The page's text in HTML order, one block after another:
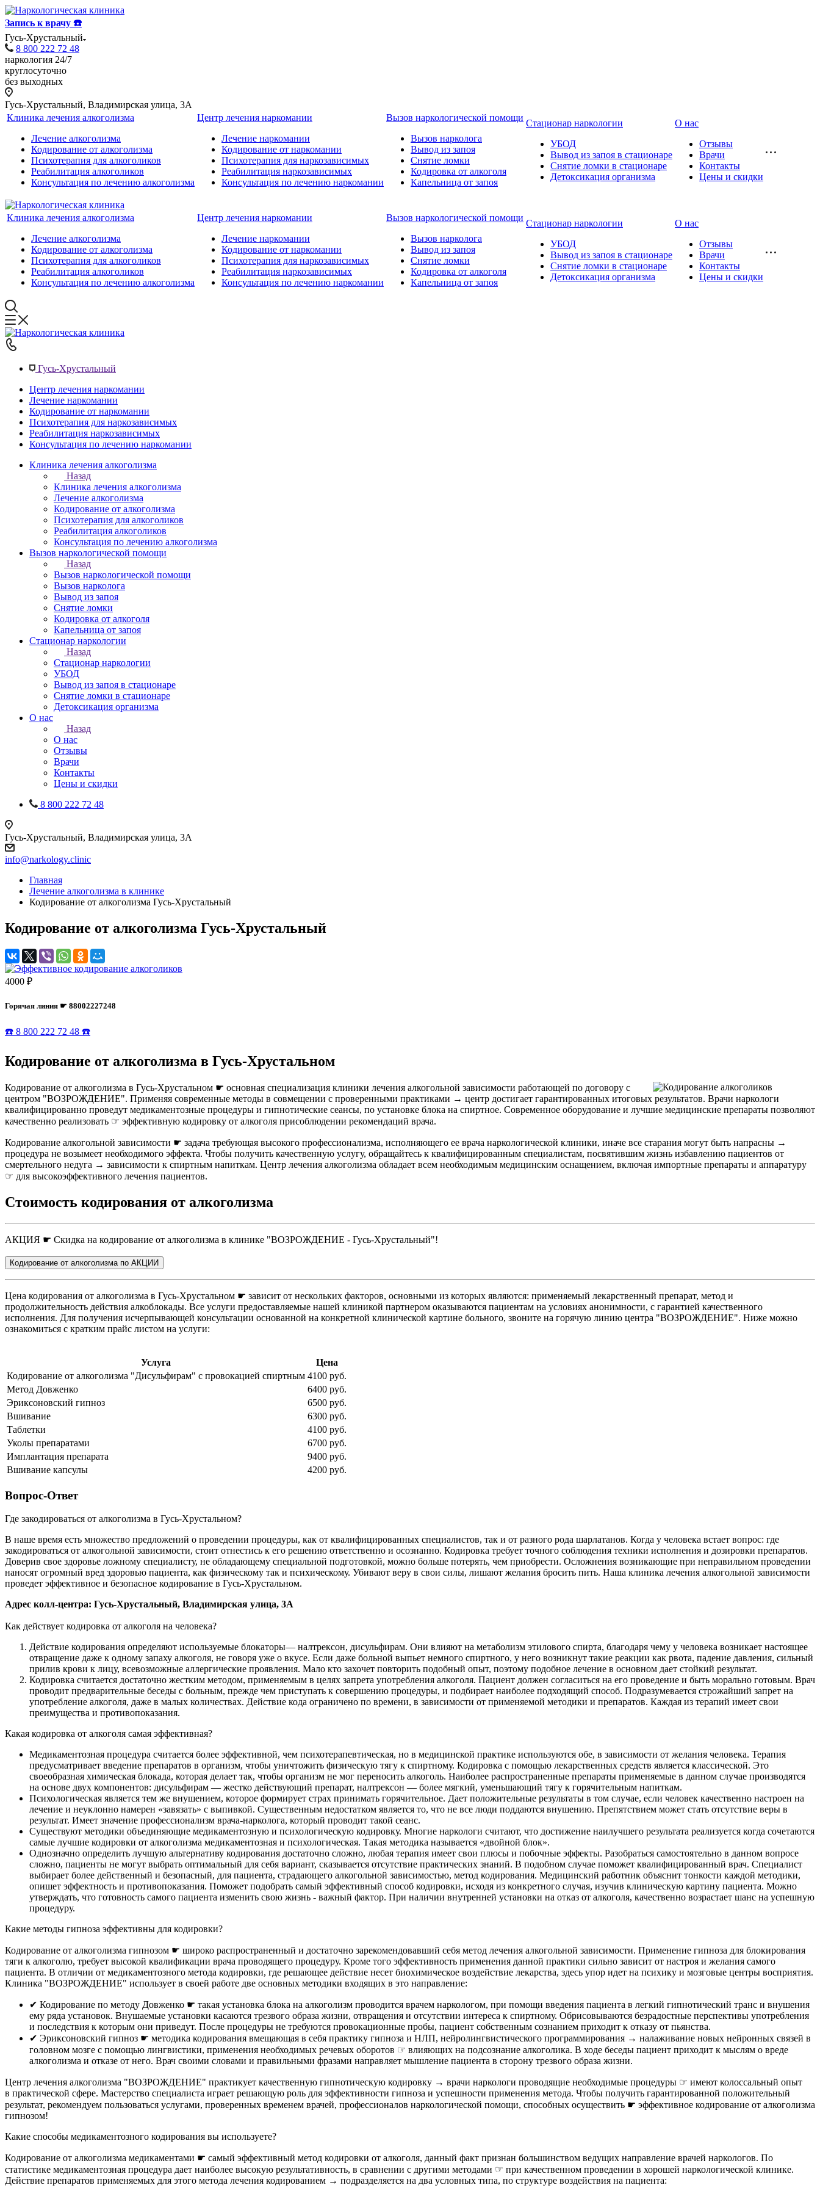
Запись к врачу ☎️
Гусь-Хрустальный
8 800 222 72 48
наркология 24/7
круглосуточно
без выходных
Гусь-Хрустальный, Владимирская улица, 3А
Клиника лечения алкоголизма
Лечение алкоголизма
Кодирование от алкоголизма
Психотерапия для алкоголиков
Реабилитация алкоголиков
Консультация по лечению алкоголизма
Центр лечения наркомании
Лечение наркомании
Кодирование от наркомании
Психотерапия для наркозависимых
Реабилитация наркозависимых
Консультация по лечению наркомании
Вызов наркологической помощи
Вызов нарколога
Вывод из запоя
Снятие ломки
Кодировка от алкоголя
Капельница от запоя
Стационар наркологии
УБОД
Вывод из запоя в стационаре
Снятие ломки в стационаре
Детоксикация организма
О нас
Отзывы
Врачи
Контакты
Цены и скидки
Клиника лечения алкоголизма
Лечение алкоголизма
Кодирование от алкоголизма
Психотерапия для алкоголиков
Реабилитация алкоголиков
Консультация по лечению алкоголизма
Центр лечения наркомании
Лечение наркомании
Кодирование от наркомании
Психотерапия для наркозависимых
Реабилитация наркозависимых
Консультация по лечению наркомании
Вызов наркологической помощи
Вызов нарколога
Вывод из запоя
Снятие ломки
Кодировка от алкоголя
Капельница от запоя
Стационар наркологии
УБОД
Вывод из запоя в стационаре
Снятие ломки в стационаре
Детоксикация организма
О нас
Отзывы
Врачи
Контакты
Цены и скидки
Гусь-Хрустальный
Центр лечения наркомании
Лечение наркомании
Кодирование от наркомании
Психотерапия для наркозависимых
Реабилитация наркозависимых
Консультация по лечению наркомании
Клиника лечения алкоголизма
Назад
Клиника лечения алкоголизма
Лечение алкоголизма
Кодирование от алкоголизма
Психотерапия для алкоголиков
Реабилитация алкоголиков
Консультация по лечению алкоголизма
Вызов наркологической помощи
Назад
Вызов наркологической помощи
Вызов нарколога
Вывод из запоя
Снятие ломки
Кодировка от алкоголя
Капельница от запоя
Стационар наркологии
Назад
Стационар наркологии
УБОД
Вывод из запоя в стационаре
Снятие ломки в стационаре
Детоксикация организма
О нас
Назад
О нас
Отзывы
Врачи
Контакты
Цены и скидки
8 800 222 72 48
Гусь-Хрустальный, Владимирская улица, 3А
info@narkology.clinic
Главная
Лечение алкоголизма в клинике
Кодирование от алкоголизма Гусь-Хрустальный
Кодирование от алкоголизма Гусь-Хрустальный
4000 ₽
Горячая линия ☛ 88002227248
☎️ 8 800 222 72 48 ☎️
Кодирование от алкоголизма в Гусь-Хрустальном
Кодирование от алкоголизма в Гусь-Хрустальном ☛ основная специализация клиники лечения алкогольной зависимости работающей по договору с
центром "ВОЗРОЖДЕНИЕ". Применяя современные методы в совмещении с проверенными практиками → центр достигает гарантированных итоговых результатов. Врачи наркологи
квалифицированно проведут медикаментозные процедуры и гипнотические сеансы, по установке блока на спиртное. Современное оборудование и лучшие медицинские препараты позволяют
качественно реализовать ☞ эффективную кодировку от алкоголя присоблюдении рекомендаций врача.
Кодирование алкогольной зависимости ☛ задача требующая высокого профессионализма, исполняющего ее врача наркологической клиники, иначе все старания могут быть напрасны →
процедура не возымеет необходимого эффекта. Чтобы получить качественную услугу, обращайтесь к квалифицированным специалистам, посвятившим жизнь избавлению пациентов от
смертельного недуга → зависимости к спиртным напиткам. Центр лечения алкоголизма обладает всем необходимым медицинским оснащением, включая импортные препараты и аппаратуру
☞ для высокоэффективного лечения пациентов.
Стоимость кодирования от алкоголизма
АКЦИЯ ☛ Скидка на кодирование от алкоголизма в клинике "ВОЗРОЖДЕНИЕ - Гусь-Хрустальный"!
Кодирование от алкоголизма по АКЦИИ
Цена кодирования от алкоголизма в Гусь-Хрустальном ☛ зависит от нескольких факторов, основными из которых являются: применяемый лекарственный препарат, метод и
продолжительность действия алкоблокады. Все услуги предоставляемые нашей клиникой партнером оказываются пациентам на условиях анонимности, с гарантией качественного
исполнения. Для получения исчерпывающей консультации основанной на конкретной клинической картине больного, звоните на горячую линию центра "ВОЗРОЖДЕНИЕ". Ниже можно
ознакомиться с кратким прайс листом на услуги:
Услуга
Цена
Кодирование от алкоголизма "Дисульфирам" с провокацией спиртным 4100 руб.
Метод Довженко
6400 руб.
Эриксоновский гипноз
6500 руб.
Вшивание
6300 руб.
Таблетки
4100 руб.
Уколы препаратами
6700 руб.
Имплантация препарата
9400 руб.
Вшивание капсулы
4200 руб.
Вопрос-Ответ
Где закодироваться от алкоголизма в Гусь-Хрустальном?
В наше время есть множество предложений о проведении процедуры, как от квалифицированных специалистов, так и от разного рода шарлатанов. Когда у человека встает вопрос: где
закодироваться от алкогольной зависимости, стоит отнестись к его решению ответственно и осознанно. Кодировка требует точного соблюдения техники исполнения и дозировки препаратов.
Доверив свое здоровье ложному специалисту, не обладающему специальной подготовкой, можно больше потерять, чем приобрести. Осложнения возникающие при неправильном проведении
наносят огромный вред здоровью пациента, как физическому так и психическому. Убивают веру в свои силы, лишают желания бросить пить. Наша клиника лечения алкогольной зависимости
проведет эффективное и безопасное кодирование в Гусь-Хрустальном.
Адрес колл-центра: Гусь-Хрустальный, Владимирская улица, 3А
Как действует кодировка от алкоголя на человека?
Действие кодирования определяют используемые блокаторы— налтрексон, дисульфирам. Они влияют на метаболизм этилового спирта, благодаря чему у человека возникает настоящее
отвращение даже к одному запаху алкоголя, не говоря уже о вкусе. Если даже больной выпьет немного спиртного, у него возникнут такие реакции как рвота, падение давления, сильный
прилив крови к лицу, всевозможные аллергические проявления. Мало кто захочет повторить подобный опыт, поэтому подобное лечение в основном дает стойкий результат.
Кодировка считается достаточно жестким методом, применяемым в целях запрета употребления алкоголя. Пациент должен согласиться на его проведение и быть морально готовым. Врач
проводит предварительные беседы с больным, прежде чем приступать к совершению процедуры, и подбирает наиболее подходящий способ. Подразумевается строжайший запрет на
употребление алкоголя, даже в малых количествах. Действие кода ограничено по времени, в зависимости от применяемой методики и препаратов. Каждая из терапий имеет свои
преимущества и противопоказания.
Какая кодировка от алкоголя самая эффективная?
Медикаментозная процедура считается более эффективной, чем психотерапевтическая, но в медицинской практике используются обе, в зависимости от желания человека. Терапия
предусматривает введение препаратов в организм, чтобы уничтожить физическую тягу к спиртному. Кодировка с помощью лекарственных средств является классической. Это
своеобразная химическая блокада, которая делает так, чтобы организм не мог переносить алкоголь. Наиболее распространенные препараты применяемые в данном случае производятся
на основе двух компонентов: дисульфирам — жестко действующий препарат, налтрексон — более мягкий, уменьшающий тягу к горячительным напиткам.
Психологическая является тем же внушением, которое формирует страх принимать горячительное. Дает положительные результаты в том случае, если человек качественно настроен на
лечение и неуклонно намерен «завязать» с выпивкой. Существенным недостатком является то, что не все люди поддаются внушению. Препятствием может стать отсутствие веры в
результат. Имеет значение профессионализм врача-нарколога, который проводит такой сеанс.
Существуют методики объединяющие медикаментозную и психологическую кодировку. Многие наркологи считают, что достижение наилучшего результата реализуется когда сочетаются
самые лучшие кодировки от алкоголизма медикаментозная и психологическая. Такая методика называется «двойной блок».
Однозначно определить лучшую альтернативу кодирования достаточно сложно, любая терапия имеет свои плюсы и побочные эффекты. Разобраться самостоятельно в данном вопросе
сложно, пациенты не могут выбрать оптимальный для себя вариант, сказывается отсутствие практических знаний. В подобном случае поможет квалифицированный врач. Специалист
выбирает более действенный и безопасный, для пациента, страдающего алкогольной зависимостью, метод кодирования. Медицинский работник объяснит тонкости каждой методики,
опишет эффектность и противопоказания. Поможет подобрать самый эффективный способ кодировки, исходя из конкретного случая, изучив клиническую картину пациента. Можно
утверждать, что готовность самого пациента изменить свою жизнь - важный фактор. При наличии внутренней установки на отказ от алкоголя, качественно возрастает шанс на успешную
процедуру.
Какие методы гипноза эффективны для кодировки?
Кодирование от алкоголизма гипнозом ☛ широко распространенный и достаточно зарекомендовавший себя метод лечения алкогольной зависимости. Применение гипноза для блокирования
тяги к алкоголю, требует высокой квалификации врача проводящего процедуру. Кроме того эффективность применения данной практики сильно зависит от настроя и желания самого
пациента. В отличии от медикаментозного метода кодировки, где решающее действие несет биохимическое воздействие лекарства, здесь упор идет на психику и мозговые центры восприятия.
Клиника "ВОЗРОЖДЕНИЕ" использует в своей работе две основных методики входящих в это направление:
✔︎ Кодирование по методу Довженко ☛ такая установка блока на алкоголизм проводится врачем наркологом, при помощи введения пациента в легкий гипнотический транс и внушения
ему ряда установок. Внушаемые установки касаются трезвого образа жизни, отвращения и отсутствии интереса к спиртному. Обрисовываются безрадостные перспективы употребления
и последствия к которым они приведут. После процедуры не требуются провокационные пробы, пациент собственным сознанием приходит к отказу от пьянства.
✔︎ Эриксоновский гипноз ☛ методика кодирования вмещающая в себя практику гипноза и НЛП, нейролингвистического программирования → налаживание новых нейронных связей в
головном мозге с помощью лингвистики, применения необходимых речевых оборотов ☞ влияющих на подсознание алкоголика. В ходе беседы пациент приходит к мыслям о вреде
алкоголизма и отказе от него. Врач своими словами и правильными фразами направляет мышление пациента в сторону трезвого образа жизни.
Центр лечения алкоголизма "ВОЗРОЖДЕНИЕ" практикует качественную гипнотическую кодировку → врачи наркологи проводящие необходимые процедуры ☞ имеют колоссальный опыт
в практической сфере. Мастерство специалиста играет решающую роль для эффективности гипноза и успешности применения метода. Чтобы получить гарантированной положительный
результат, рекомендуем пользоваться услугами, проверенных временем врачей, профессионалов наркологической помощи, способных осуществить ☛ эффективное кодирование от алкоголизма
гипнозом!
Какие способы медикаментозного кодирования вы используете?
Кодирование от алкоголизма медикаментами ☛ самый эффективный метод кодировки от алкоголя, данный факт признан большинством ведущих направление врачей наркологов. По
статистике медикаментозная процедура дает наиболее высокую результативность, в сравнении с другими методами ☞ при качественном проведении в хорошей наркологической клинике.
Действие препаратов применяемых для этого метода лечения кодированием → подразделяется на два условных типа, по структуре воздействия на пациента: